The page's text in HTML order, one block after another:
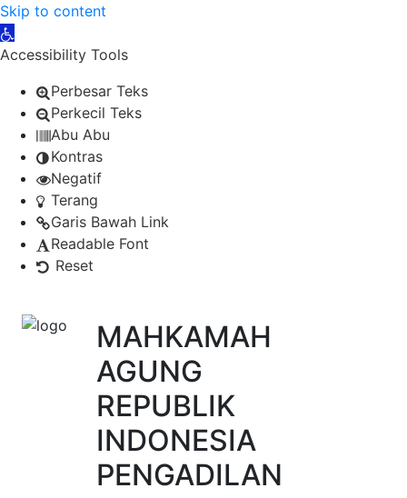
Skip to content
Open toolbar
Accessibility Tools
Perbesar Teks
Perkecil Teks
Abu Abu
Kontras
Negatif
Terang
Garis Bawah Link
Readable Font
Reset
MAHKAMAH
AGUNG
REPUBLIK
INDONESIA
PENGADILAN